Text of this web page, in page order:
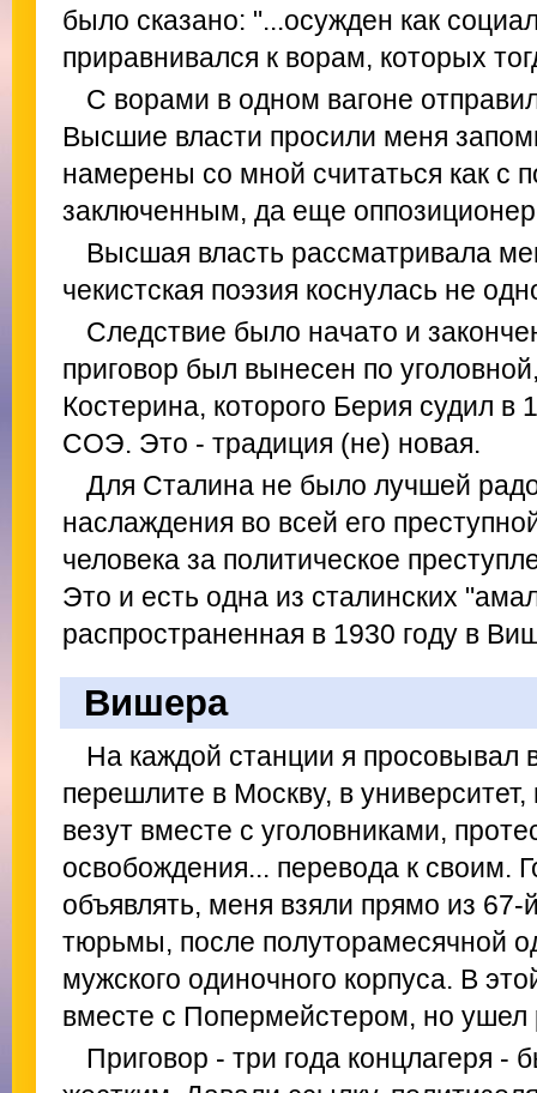
было сказано: "...осужден как
приравнивался к ворам, которых
С ворами в одном вагоне
Высшие власти просили меня
намерены со мной считаться как с
заключенным, да еще
Высшая власть рассматривала
чекистская поэзия коснулась не
Следствие было начато и
приговор был вынесен по
Костерина, которого Берия судил в
СОЭ. Это - традиция (не) новая.
Для Сталина не было лучшей
наслаждения во всей его
человека за политическое
Это и есть одна из сталинских
распространенная в 1930 году в
Вишера
На каждой станции я просовывал
перешлите в Москву, в университет,
везут вместе с уголовниками,
освобождения... перевода к своим.
объявлять, меня взяли прямо из
тюрьмы, после полуторамесячной
мужского одиночного корпуса. В
вместе с Попермейстером, но
Приговор - три года концлагеря -